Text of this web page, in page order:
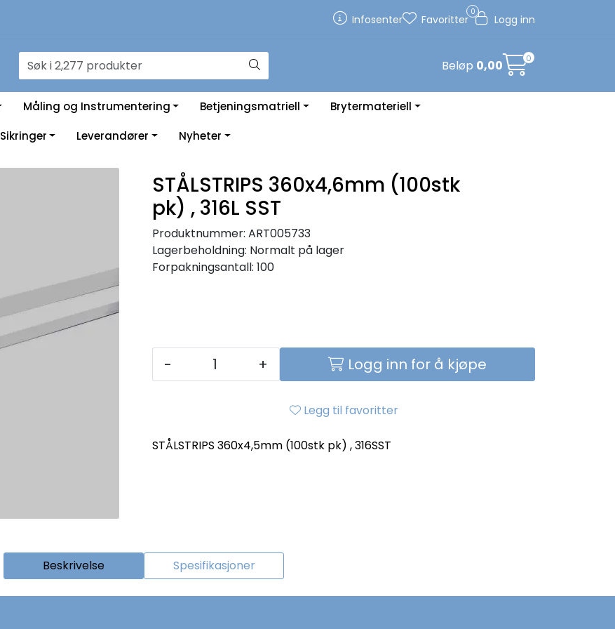
Infosenter
0
Favoritter Logg inn
Beløp 0,00 0
Måling og Instrumentering Betjeningsmatriell
Brytermateriell
Sikringer Leverandører Nyheter
STÅLSTRIPS 360x4,6mm (100stk
pk) , 316L SST
Produktnummer: ART005733
Lagerbeholdning: Normalt på lager
Forpakningsantall: 100
- + Logg inn for å kjøpe
Legg til favoritter
STÅLSTRIPS 360x4,5mm (100stk pk) , 316SST
Beskrivelse Spesifikasjoner